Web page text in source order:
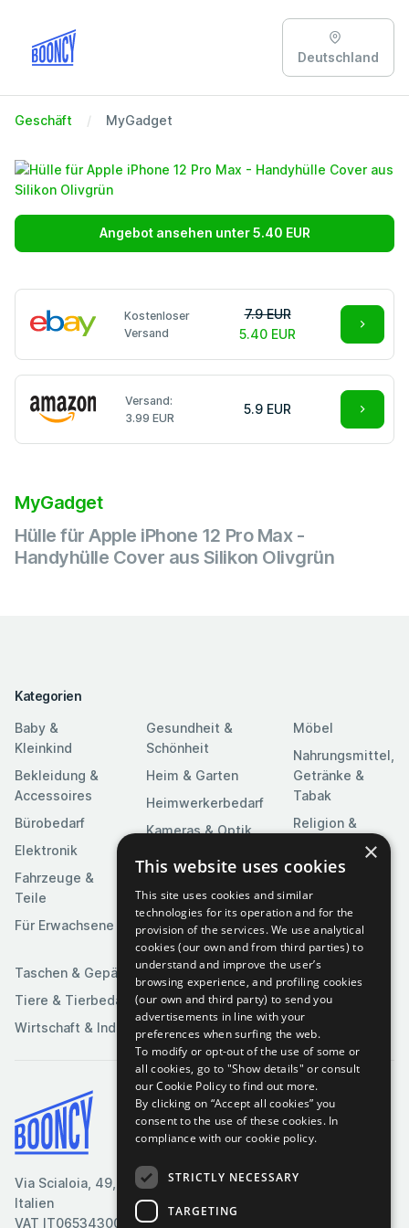
Deutschland
Geschäft MyGadget
Angebot ansehen unter 5.40 EUR
Kostenloser
Versand
7.9 EUR
5.40 EUR
Versand:
3.99 EUR
5.9 EUR
MyGadget
Hülle für Apple iPhone 12 Pro Max -
Handyhülle Cover aus Silikon Olivgrün
Kategorien
Baby &
Kleinkind
Bekleidung &
Accessoires
Bürobedarf
Elektronik
Fahrzeuge &
Teile
Für Erwachsene
Gesundheit &
Schönheit
Heim & Garten
Heimwerkerbedarf
Kameras & Optik
Kunst &
Unterhaltung
Medien
Möbel
Nahrungsmittel,
Getränke &
Tabak
Religion &
Feierlichkeiten
Software
Spielzeuge &
Spiele
Sportartikel
Taschen & Gepäck
Tiere & Tierbedarf
Wirtschaft & Industrie
Via Scialoia, 49, Florenz,
Italien
VAT IT06534300485
Bedingungen & Konditionen
Cookie-Richtlinie
Datenschutzrichtlinie
×
This website uses cookies
This site uses cookies and similar
technologies for its operation and for the
provision of the services. We use analytical
cookies (our own and from third parties) to
understand and improve the user’s
browsing experience, and profiling cookies
(our own and third party) to send you
advertisements in line with your
preferences when surfing the web.
To modify or opt-out of the use of some or
all cookies, go to "Show details" or consult
our Cookie Policy to find out more.
By clicking on “Accept all cookies” you
consent to the use of these cookies. In
compliance with our cookie policy.
STRICTLY NECESSARY
TARGETING